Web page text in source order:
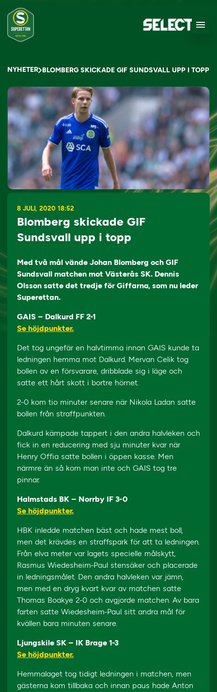
NYHETER BLOMBERG SKICKADE GIF SUNDSVALL UPP I TOPP
8 JULI, 2020 18:52
Blomberg skickade GIF
Sundsvall upp i topp
Med två mål vände Johan Blomberg och GIF
Sundsvall matchen mot Västerås SK. Dennis
Olsson satte det tredje för Giffarna, som nu leder
Superettan.
GAIS – Dalkurd FF 2-1
Se höjdpunkter.
Det tog ungefär en halvtimma innan GAIS kunde ta
ledningen hemma mot Dalkurd. Mervan Celik tog
bollen av en försvarare, dribblade sig i läge och
satte ett hårt skott i bortre hörnet.
2-0 kom tio minuter senare när Nikola Ladan satte
bollen från straffpunkten.
Dalkurd kämpade tappert i den andra halvleken och
fick in en reducering med sju minuter kvar när
Henry Offia satte bollen i öppen kasse. Men
närmre än så kom man inte och GAIS tog tre
pinnar.
Halmstads BK – Norrby IF 3-0
Se höjdpunkter.
HBK inledde matchen bäst och hade mest boll,
men det krävdes en straffspark för att ta ledningen.
Från elva meter var lagets specielle målskytt,
Rasmus Wiedesheim-Paul stensäker och placerade
in ledningsmålet. Den andra halvleken var jämn,
men med en dryg kvart kvar av matchen satte
Thomas Boakye 2-0 och avgjorde matchen. Av bara
farten satte Wiedesheim-Paul sitt andra mål för
kvällen bara minuten senare.
Ljungskile SK – IK Brage 1-3
Se höjdpunkter.
Hemmalaget tog tidigt ledningen i matchen, men
gästerna kom tillbaka och innan paus hade Anton